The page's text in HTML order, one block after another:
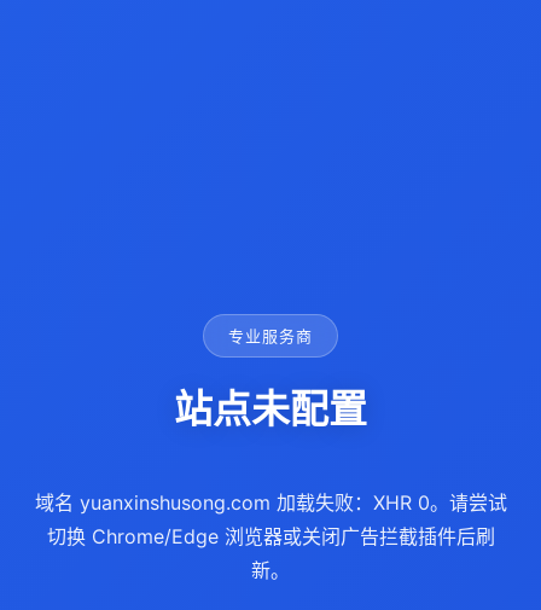
专业服务商
站点未配置
域名 yuanxinshusong.com 加载失败：XHR 0。请尝试
切换 Chrome/Edge 浏览器或关闭广告拦截插件后刷
新。